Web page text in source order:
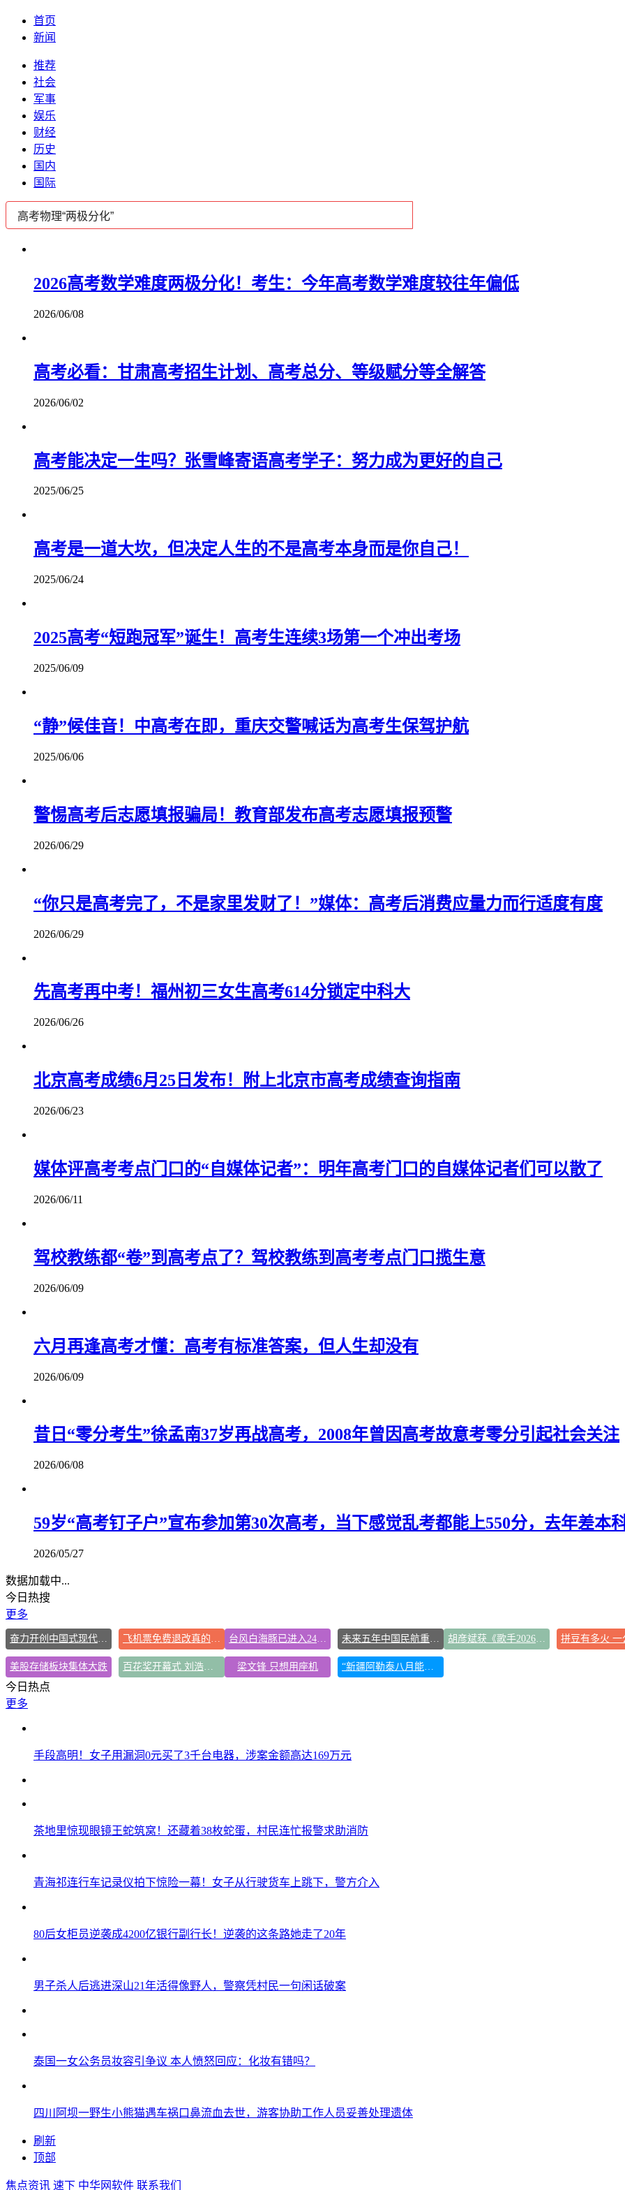
首页
新闻
推荐
社会
军事
娱乐
财经
历史
国内
国际
2026高考数学难度两极分化！考生：今年高考数学难度较往年偏低
2026/06/08
高考必看：甘肃高考招生计划、高考总分、等级赋分等全解答
2026/06/02
高考能决定一生吗？张雪峰寄语高考学子：努力成为更好的自己
2025/06/25
高考是一道大坎，但决定人生的不是高考本身而是你自己！
2025/06/24
2025高考“短跑冠军”诞生！高考生连续3场第一个冲出考场
2025/06/09
“静”候佳音！中高考在即，重庆交警喊话为高考生保驾护航
2025/06/06
警惕高考后志愿填报骗局！教育部发布高考志愿填报预警
2026/06/29
“你只是高考完了，不是家里发财了！”媒体：高考后消费应量力而行适度有度
2026/06/29
先高考再中考！福州初三女生高考614分锁定中科大
2026/06/26
北京高考成绩6月25日发布！附上北京市高考成绩查询指南
2026/06/23
媒体评高考考点门口的“自媒体记者”：明年高考门口的自媒体记者们可以散了
2026/06/11
驾校教练都“卷”到高考点了？驾校教练到高考考点门口揽生意
2026/06/09
六月再逢高考才懂：高考有标准答案，但人生却没有
2026/06/09
昔日“零分考生”徐孟南37岁再战高考，2008年曾因高考故意考零分引起社会关注
2026/06/08
59岁“高考钉子户”宣布参加第30次高考，当下感觉乱考都能上550分，去年差本
2026/05/27
数据加载中...
今日热搜
更多
奋力开创中国式现代化建设新局面 飞机票免费退改真的来了 台风白海豚已进入24小时警戒线 未来五年中国民航重磅规划出炉 胡彦斌获《歌手2026》歌王
美股存储板块集体大跌 百花奖开幕式 刘浩存独舞 梁文锋 只想用座机 “新疆阿勒泰八月能滑雪”不实
今日热点
更多
手段高明！女子用漏洞0元买了3千台电器，涉案金额高达169万元
茶地里惊现眼镜王蛇筑窝！还藏着38枚蛇蛋，村民连忙报警求助消防
青海祁连行车记录仪拍下惊险一幕！女子从行驶货车上跳下，警方介入
80后女柜员逆袭成4200亿银行副行长！逆袭的这条路她走了20年
男子杀人后逃进深山21年活得像野人，警察凭村民一句闲话破案
泰国一女公务员妆容引争议 本人愤怒回应：化妆有错吗？
四川阿坝一野生小熊猫遇车祸口鼻流血去世，游客协助工作人员妥善处理遗体
刷新
顶部
焦点资讯 速下 中华网软件 联系我们